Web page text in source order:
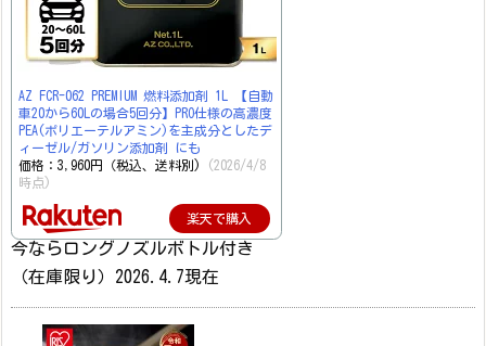
AZ FCR-062 PREMIUM 燃料添加剤 1L 【自動
車20から60Lの場合5回分】PRO仕様の高濃度
PEA(ポリエーテルアミン)を主成分としたデ
ィーゼル/ガソリン添加剤 にも
価格：3,960円（税込、送料別)
(2026/4/8
時点)
楽天で購入
今ならロングノズルボトル付き
（在庫限り）2026.4.7現在